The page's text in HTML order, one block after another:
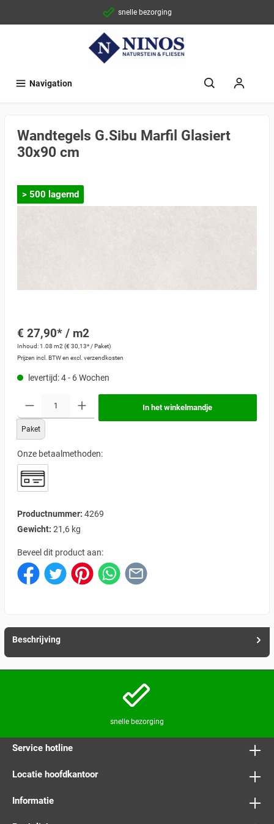
snelle bezorging
Navigation
Wandtegels G.Sibu Marfil Glasiert
30x90 cm
> 500 lagernd
€ 27,90* / m2
Inhoud:1.08 m2 (€ 30,13* / Paket)
Prijzen incl. BTW en excl. verzendkosten
levertijd: 4 - 6 Wochen
Paket
In het winkelmandje
Onze betaalmethoden:
Productnummer: 4269
Gewicht: 21,6 kg
Beveel dit product aan:
Beschrijving
snelle bezorging
Service hotline
Locatie hoofdkantoor
Informatie